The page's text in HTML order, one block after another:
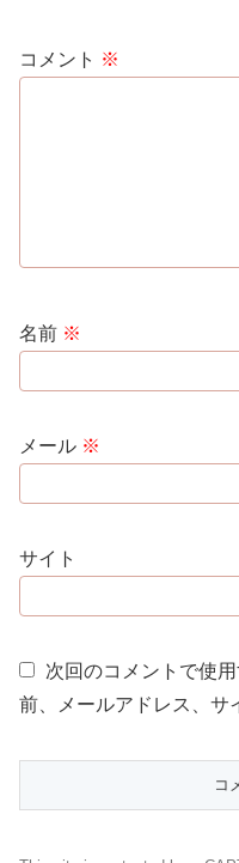
コメント ※
名前 ※
メール ※
サイト
次回のコメントで使
前、メールアドレス、サ